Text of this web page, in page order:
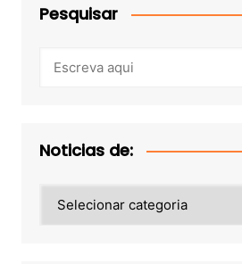
Pesquisar
Noticias de:
de: